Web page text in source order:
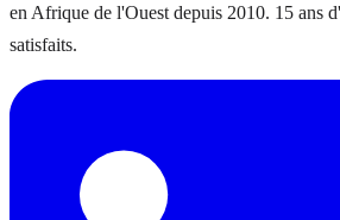
en Afrique de l'Ouest depuis 2010. 15 ans
satisfaits.